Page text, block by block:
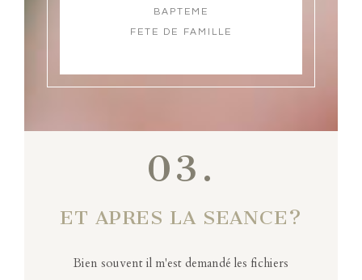
BAPTEME
FETE DE FAMILLE
03.
ET APRES LA SEANCE?
Bien souvent il m'est demandé les fichiers